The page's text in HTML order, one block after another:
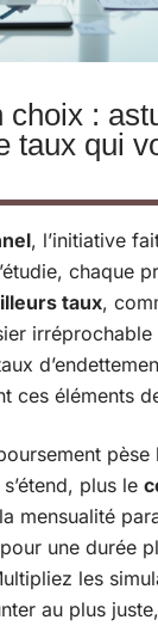
choix :
taux qui
, l’initiative
chaque
taux,
ces éléments
pèse
plus le
mensualité
une durée
les
au plus